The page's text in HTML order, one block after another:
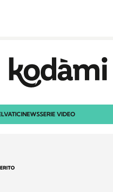
NEWSSERIE VIDEO